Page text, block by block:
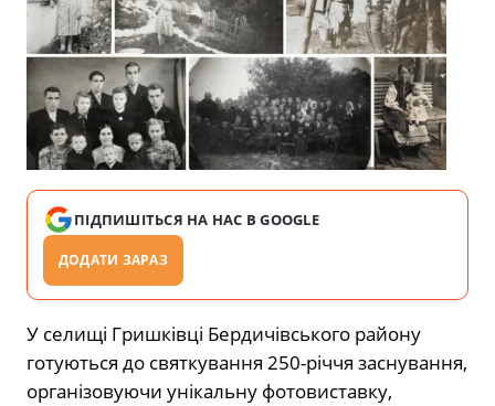
ПІДПИШІТЬСЯ НА НАС В GOOGLE
ДОДАТИ ЗАРАЗ
У селищі Гришківці Бердичівського району
готуються до святкування 250-річчя заснування,
організовуючи унікальну фотовиставку,